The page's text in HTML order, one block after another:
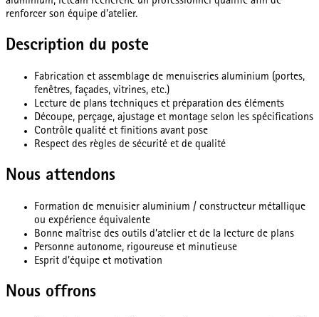
renforcer son équipe d’atelier.
Description du poste
Fabrication et assemblage de menuiseries aluminium (portes,
fenêtres, façades, vitrines, etc.)
Lecture de plans techniques et préparation des éléments
Découpe, perçage, ajustage et montage selon les spécifications
Contrôle qualité et finitions avant pose
Respect des règles de sécurité et de qualité
Nous attendons
Formation de menuisier aluminium / constructeur métallique
ou expérience équivalente
Bonne maîtrise des outils d’atelier et de la lecture de plans
Personne autonome, rigoureuse et minutieuse
Esprit d’équipe et motivation
Nous offrons